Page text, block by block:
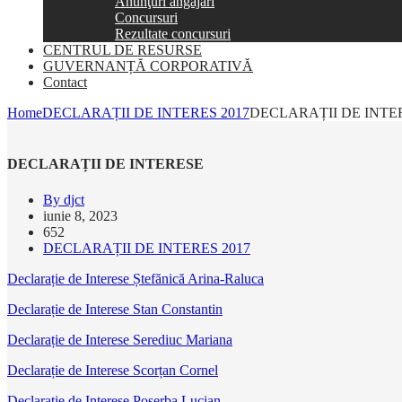
Concursuri
Rezultate concursuri
CENTRUL DE RESURSE
GUVERNANȚĂ CORPORATIVĂ
Contact
HomeDECLARAȚII DE INTERES 2017DECLARAȚII DE
DECLARAȚII DE INTERESE
By djct
iunie 8, 2023
652
DECLARAȚII DE INTERES 2017
Declarație de Interese Ștefănică Arina-Raluca
Declarație de Interese Stan Constantin
Declarație de Interese Serediuc Mariana
Declarație de Interese Scorțan Cornel